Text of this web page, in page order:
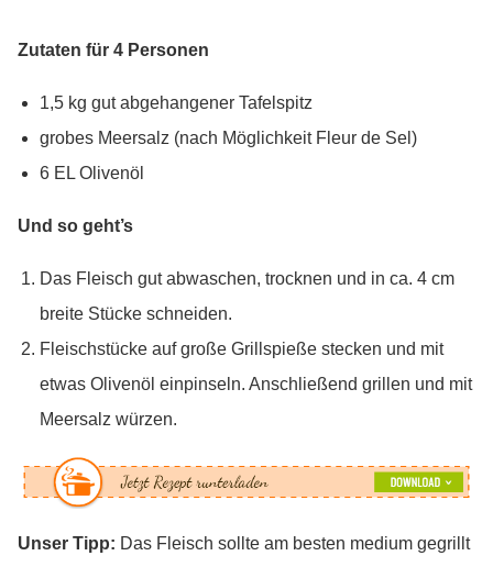
Zutaten für 4 Personen
1,5 kg gut abgehangener Tafelspitz
grobes Meersalz (nach Möglichkeit Fleur de Sel)
6 EL Olivenöl
Und so geht’s
Das Fleisch gut abwaschen, trocknen und in ca. 4 cm
breite Stücke schneiden.
Fleischstücke auf große Grillspieße stecken und mit
etwas Olivenöl einpinseln. Anschließend grillen und mit
Meersalz würzen.
Unser Tipp: Das Fleisch sollte am besten medium gegrillt